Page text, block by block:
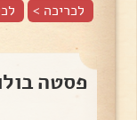
לכריכה >
פסטה